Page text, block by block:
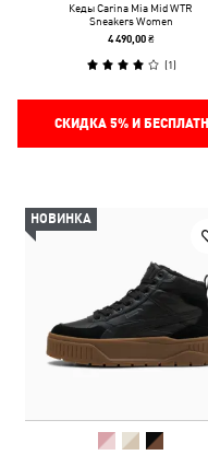
Кеды Carina Mia Mid WTR
Sneakers Women
4 490,00 ₴
(1)
СКИДКА 5%И
НОВИНКА